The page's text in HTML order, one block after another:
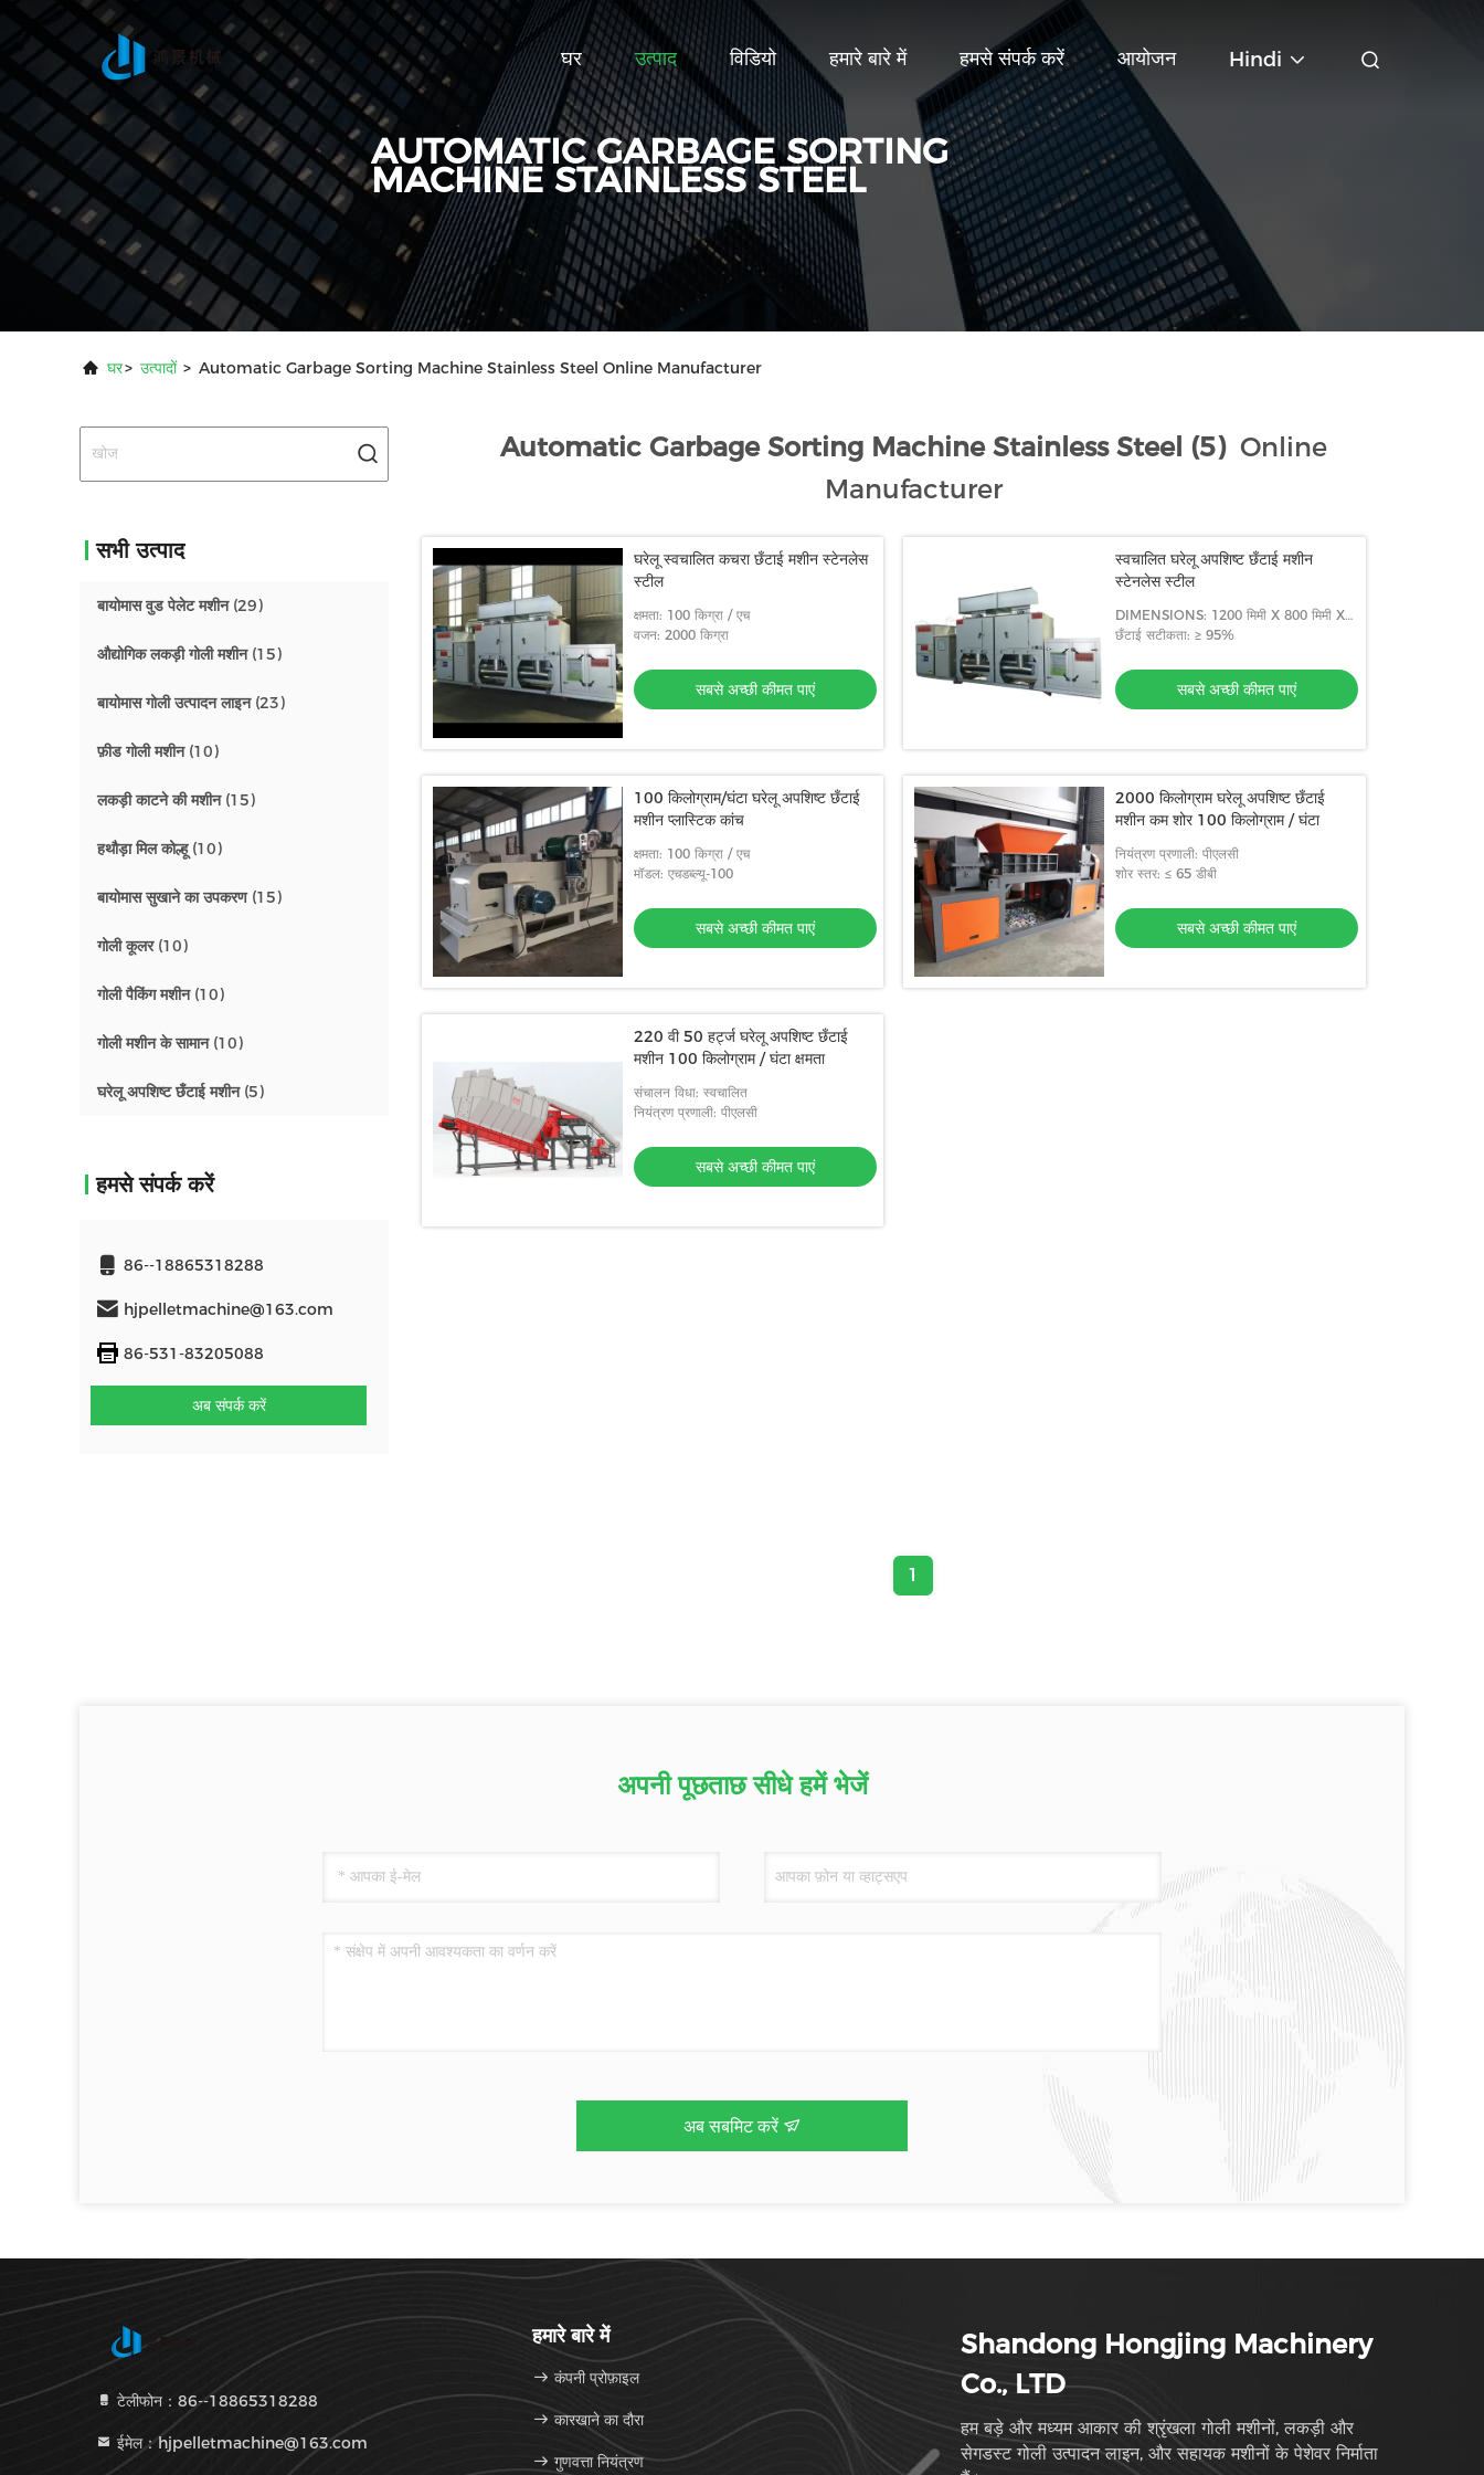
घर उत्पाद विडियो हमारे बारे में हमसे संपर्क करें आयोजन Hindi
AUTOMATIC GARBAGE SORTING
MACHINE STAINLESS STEEL
घर> उत्पादों > Automatic Garbage Sorting Machine Stainless Steel Online Manufacturer
सभी उत्पाद
बायोमास वुड पेलेट मशीन(29)
औद्योगिक लकड़ी गोली मशीन(15)
बायोमास गोली उत्पादन लाइन(23)
फ़ीड गोली मशीन(10)
लकड़ी काटने की मशीन(15)
हथौड़ा मिल कोल्हू(10)
बायोमास सुखाने का उपकरण(15)
गोली कूलर(10)
गोली पैकिंग मशीन(10)
गोली मशीन के सामान(10)
घरेलू अपशिष्ट छँटाई मशीन(5)
हमसे संपर्क करें
86--18865318288
hjpelletmachine@163.com
86-531-83205088
अब संपर्क करें
Automatic Garbage Sorting Machine Stainless Steel (5) Online
Manufacturer
घरेलू स्वचालित कचरा छँटाई मशीन स्टेनलेस
स्टील
क्षमता: 100 किग्रा / एच
वजन: 2000 किग्रा
सबसे अच्छी कीमत पाएं
स्वचालित घरेलू अपशिष्ट छँटाई मशीन
स्टेनलेस स्टील
DIMENSIONS: 1200 मिमी X 800 मिमी X
1500 मिमी
छँटाई सटीकता: ≥ 95%
सबसे अच्छी कीमत पाएं
100 किलोग्राम/घंटा घरेलू अपशिष्ट छँटाई
मशीन प्लास्टिक कांच
क्षमता: 100 किग्रा / एच
मॉडल: एचडब्ल्यू-100
सबसे अच्छी कीमत पाएं
2000 किलोग्राम घरेलू अपशिष्ट छँटाई
मशीन कम शोर 100 किलोग्राम / घंटा
नियंत्रण प्रणाली: पीएलसी
शोर स्तर: ≤ 65 डीबी
सबसे अच्छी कीमत पाएं
220 वी 50 हर्ट्ज घरेलू अपशिष्ट छँटाई
मशीन 100 किलोग्राम / घंटा क्षमता
संचालन विधा: स्वचालित
नियंत्रण प्रणाली: पीएलसी
सबसे अच्छी कीमत पाएं
1
अपनी पूछताछ सीधे हमें भेजें
अब सबमिट करें
टेलीफोन：86--18865318288
ईमेल：hjpelletmachine@163.com
हमारे बारे में
कंपनी प्रोफ़ाइल
कारखाने का दौरा
गुणवत्ता नियंत्रण
Shandong Hongjing Machinery
Co., LTD
हम बड़े और मध्यम आकार की श्रृंखला गोली मशीनों, लकड़ी और
सेगडस्ट गोली उत्पादन लाइन, और सहायक मशीनों के पेशेवर निर्माता